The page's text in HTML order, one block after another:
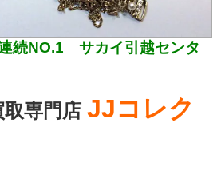
続NO.1 サカイ引越センタ
専門店 JJコレク